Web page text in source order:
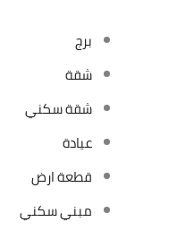
برج
شقة
شقة سكني
عيادة
قطعة ارض
مبني سكني